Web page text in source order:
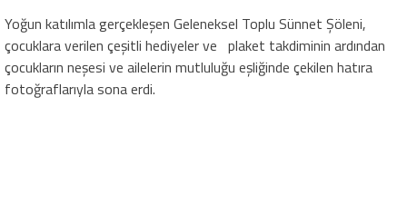
Yoğun katılımla gerçekleşen Geleneksel Toplu Sünnet Şöleni,
çocuklara verilen çeşitli hediyeler ve plaket takdiminin ardından
çocukların neşesi ve ailelerin mutluluğu eşliğinde çekilen hatıra
fotoğraflarıyla sona erdi.